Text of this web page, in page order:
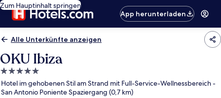
Zum Hauptinhalt springen
App herunterladen
Alle Unterkünfte anzeigen
OKU Ibiza
5.0-
Sterne-
Unterkunft
Hotel im gehobenen Stil am Strand mit Full-Service-Wellnessbereich -
San Antonio Poniente Spaziergang (0,7 km)